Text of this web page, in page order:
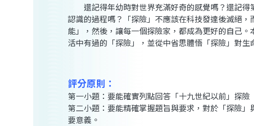
還記得年幼時對世界充滿好奇的感覺嗎？還記得
認識的過程嗎？「探險」不應該在科技發達後滅絕
能」，然後，讓每一個探險家，都成為更好的自己
活中有過的「探險」，並從中省思體悟「探險」對生
評分原則：
第一小題：要能確實列點回答「十九世紀以前」探險
第二小題：要能精確掌握題旨與要求，對於「探險
要意義。